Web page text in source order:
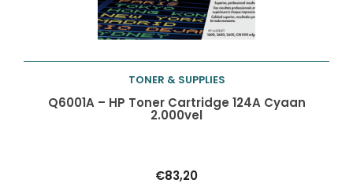
Toevoegen aan
TONER & SUPPLIES
Q6001A – HP Toner Cartridge 124A Cyaan
2.000vel
€83,20